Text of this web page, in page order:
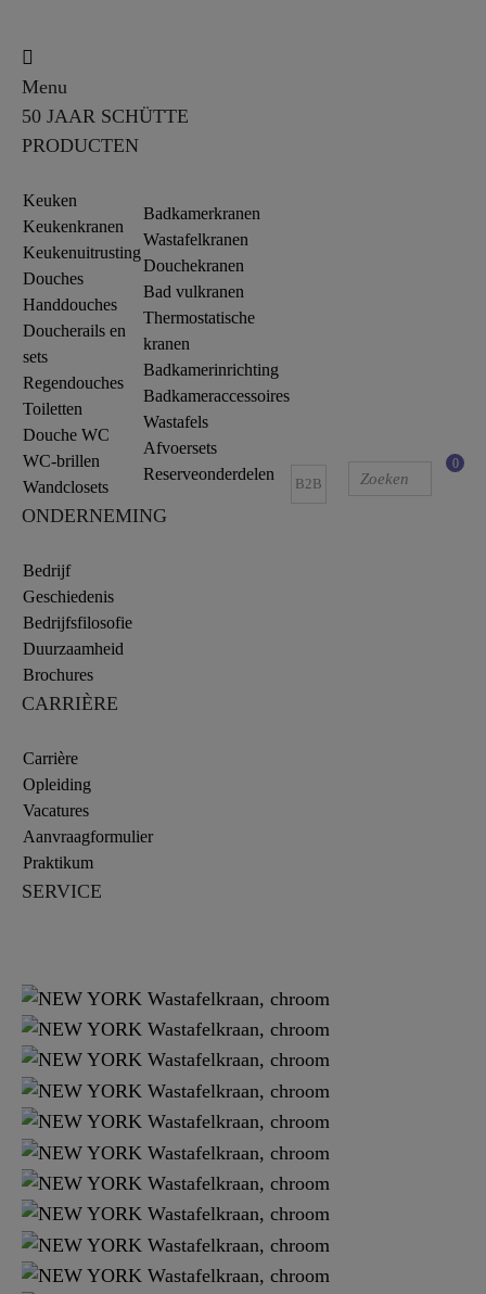
Menu
50 JAAR SCHÜTTE
PRODUCTEN
Keuken
Keukenkranen
Keukenuitrusting
Douches
Handdouches
Doucherails en
sets
Regendouches
Toiletten
Douche WC
WC-brillen
Wandclosets
Badkamerkranen
Wastafelkranen
Douchekranen
Bad vulkranen
Thermostatische
kranen
Badkamerinrichting
Badkameraccessoires
Wastafels
Afvoersets
Reserveonderdelen
ONDERNEMING
Bedrijf
Geschiedenis
Bedrijfsfilosofie
Duurzaamheid
Brochures
CARRIÈRE
Carrière
Opleiding
Vacatures
Aanvraagformulier
Praktikum
SERVICE
B2B
0